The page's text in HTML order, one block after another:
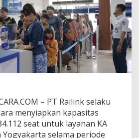
A
d
h
a
2
0
2
6
A
I
B
a
n
– PT Railink selaku
menyiapkan kapasitas
seat untuk layanan KA
Yogyakarta selama periode